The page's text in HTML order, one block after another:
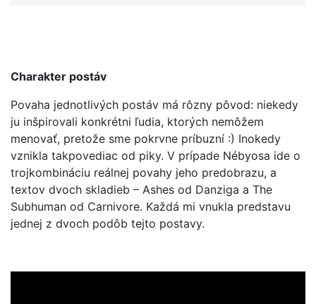
Charakter postáv
Povaha jednotlivých postáv má rôzny pôvod: niekedy
ju inšpirovali konkrétni ľudia, ktorých nemôžem
menovať, pretože sme pokrvne príbuzní :) Inokedy
vznikla takpovediac od piky. V prípade Nébyosa ide o
trojkombináciu reálnej povahy jeho predobrazu, a
textov dvoch skladieb – Ashes od Danziga a The
Subhuman od Carnivore. Každá mi vnukla predstavu
jednej z dvoch podôb tejto postavy.